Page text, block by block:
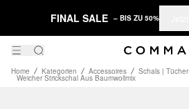
FINAL SALE – BIS ZU 50%
Home Kategorien Accessoires Schals | Tücher
Weicher Strickschal Aus Baumwollmix